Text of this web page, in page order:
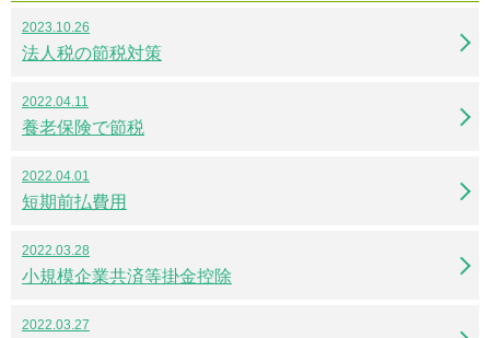
2023.10.26
法人税の節税対策
2022.04.11
養老保険で節税
2022.04.01
短期前払費用
2022.03.28
小規模企業共済等掛金控除
2022.03.27